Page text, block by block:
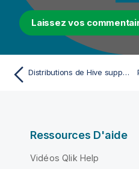
Laissez vos
Distributions de Hive supportées pour le profiling de données
Ressources D'aide
Vidéos Qlik Help